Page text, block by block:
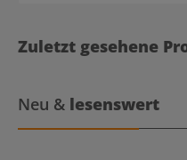
frisch gewaschenen,
Minuten einwirken lassen und
Zuletzt gesehene
Neu & lesenswert